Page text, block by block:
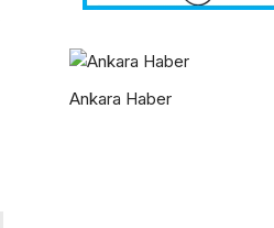
Ankara Haber